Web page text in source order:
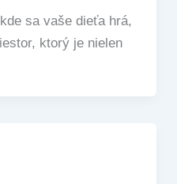
sa vaše dieťa hrá,
ktorý je nielen